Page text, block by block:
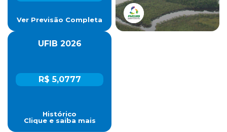
Ver Previsão Completa
UFIB 2026
R$ 5,0777
Histórico
Clique e saiba mais